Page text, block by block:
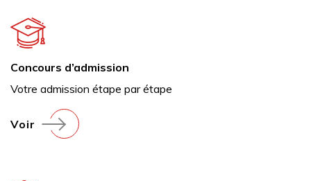
Concours d’admission
Votre admission étape par étape
Voir